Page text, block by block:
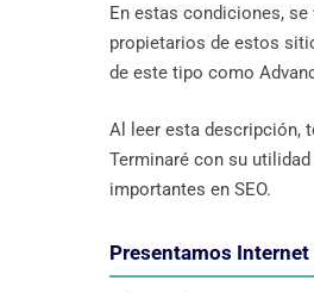
En estas condiciones,
propietarios de estos
de este tipo como
Al leer esta descripción,
Terminaré con su
importantes en SEO.
Presentamos